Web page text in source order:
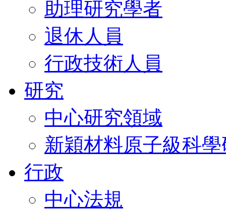
助理研究學者
退休人員
行政技術人員
研究
中心研究領域
新穎材料原子級科
行政
中心法規